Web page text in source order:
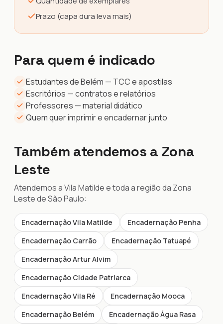
Prazo (capa dura leva mais)
Para quem é indicado
Estudantes de Belém — TCC e apostilas
Escritórios — contratos e relatórios
Professores — material didático
Quem quer imprimir e encadernar junto
Também atendemos a Zona
Leste
Atendemos a Vila Matilde e toda a região da Zona
Leste de São Paulo:
Encadernação Vila Matilde
Encadernação Penha
Encadernação Carrão
Encadernação Tatuapé
Encadernação Artur Alvim
Encadernação Cidade Patriarca
Encadernação Vila Ré
Encadernação Mooca
Encadernação Belém
Encadernação Água Rasa